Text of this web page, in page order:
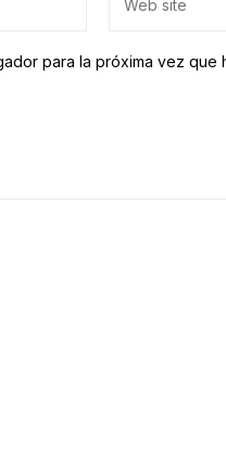
para la próxima vez que